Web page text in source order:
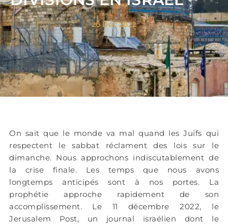
26 Déc 2022
On sait que le monde va mal quand les Juifs qui
respectent le sabbat réclament des lois sur le
dimanche. Nous approchons indiscutablement de
la crise finale. Les temps que nous avons
longtemps anticipés sont à nos portes. La
prophétie approche rapidement de son
accomplissement. Le 11 décembre 2022, le
Jerusalem Post, un journal israélien dont le